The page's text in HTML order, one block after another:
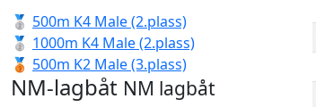
🥈 500m K4 Male (2.plass)
🥈 1000m K4 Male (2.plass)
🥉 500m K2 Male (3.plass)
NM-lagbåt NM lagbåt